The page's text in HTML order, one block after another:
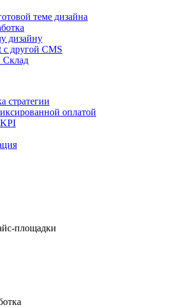
теме дизайна
дизайну
с другой CMS
Склад
стратегии
оплатой
площадки